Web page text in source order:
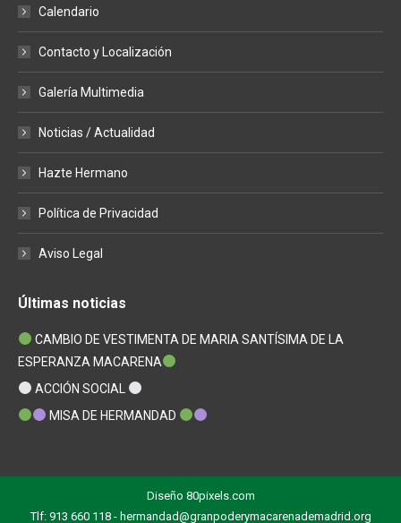
windowwindowwindow
Calendario
Contacto y Localización
Galería Multimedia
Noticias / Actualidad
Hazte Hermano
Política de Privacidad
Aviso Legal
Últimas noticias
CAMBIO DE VESTIMENTA DE MARIA SANTÍSIMA DE LA
ESPERANZA MACARENA
ACCIÓN SOCIAL
MISA DE HERMANDAD
Diseño 80pixels.com
Tlf: 913 660 118 - hermandad@granpoderymacarenademadrid.org